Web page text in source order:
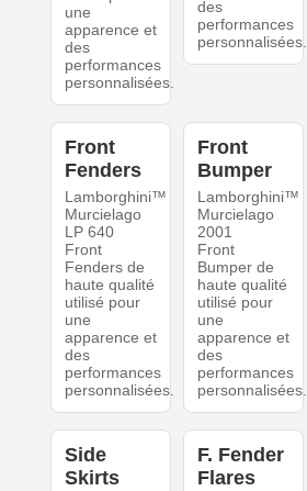
une
apparence et
des
performances
personnalisées.
des
performances
personnalisées.
Front
Fenders
Lamborghini™
Murcielago
LP 640
Front
Fenders de
haute qualité
utilisé pour
une
apparence et
des
performances
personnalisées.
Front
Bumper
Lamborghini™
Murcielago
2001
Front
Bumper de
haute qualité
utilisé pour
une
apparence et
des
performances
personnalisées.
Side
Skirts
F. Fender
Flares